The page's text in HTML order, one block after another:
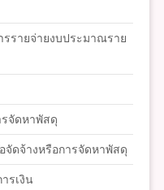
รายจ่ายงบประมาณราย
จัดหาพัสดุ
ดจ้างหรือการจัดหาพัสดุ
รเงิน